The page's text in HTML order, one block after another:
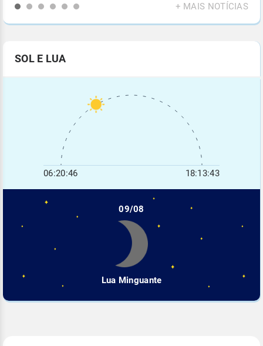
+ MAIS NOTÍCIAS
SOL E LUA
06:20:46 18:13:43
09/08
Lua Minguante